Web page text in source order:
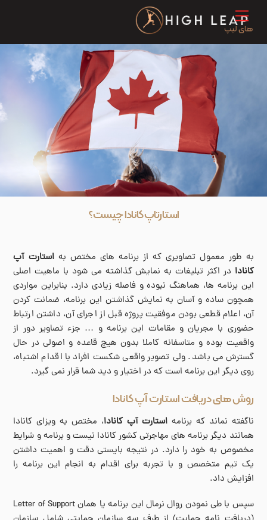
content
Menu
استارتاپ کانادا چیست؟
به طور معمول تصاویری که از برنامه های مختص بهاستارت آپ
کانادا در اکثر تبلیغات به نمایش گذاشته می شود با ماهیت اصلی
این برنامه ها، هماهنگ نبوده و فاصله زیادی دارد. بنابراین مواردی
همچون ساده و آسان به نمایش گذاشتن این برنامه، ضمانت کردن
آن، اعلام قطعی بودن موفقیت پروژه قبل از اجرای آن، داشتن ارتباط
حضوری با مجریان و مقامات این برنامه و … جزء تصاویر دور از
واقعیت بوده و متاسفانه کاملا بدون هیچ قاعده و اصولی در حال
گسترش می باشد. ولی تصویر واقعی شکست افراد با اقدام اشتباه،
روی دیگر این برنامه است که در اختیار و دید شما قرار نمی گیرد.
روش های دریافت استارت آپ کانادا
ناگفته نماند که برنامهاستارت آپ کانادا، مختص به ویزای کانادا
همانند دیگر برنامه های مهاجرتی کشور کانادا نیست و برنامه و شرایط
مخصوص به خود را دارد. در نتیجه بایستی دقت و اهمیت داشتن
یک تیم متخصص و با تجربه برای اقدام به انجام این برنامه را
افزایش داد.
سپس با طی نمودن روال نرمال این برنامه یا همان Letter of Support